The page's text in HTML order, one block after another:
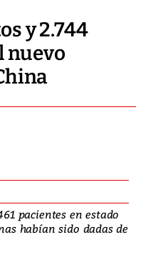
y 2.744
nuevo
pacientes en estado
habían sido dadas de